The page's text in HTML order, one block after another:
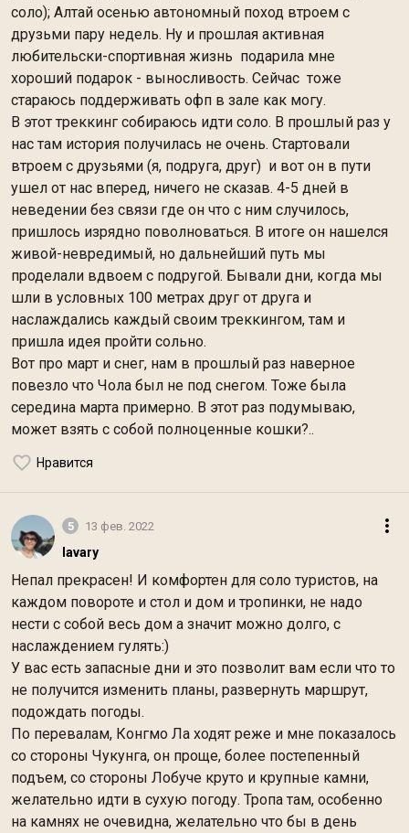
соло); Алтай осенью автономный поход втроем с
друзьми пару недель. Ну и прошлая активная
любительски-спортивная жизнь подарила мне
хороший подарок - выносливость. Сейчас тоже
стараюсь поддерживать офп в зале как могу.
В этот треккинг собираюсь идти соло. В прошлый раз у
нас там история получилась не очень. Стартовали
втроем с друзьями (я, подруга, друг) и вот он в пути
ушел от нас вперед, ничего не сказав. 4-5 дней в
неведении без связи где он что с ним случилось,
пришлось изрядно поволноваться. В итоге он нашелся
живой-невредимый, но дальнейший путь мы
проделали вдвоем с подругой. Бывали дни, когда мы
шли в условных 100 метрах друг от друга и
наслаждались каждый своим треккингом, там и
пришла идея пройти сольно.
Вот про март и снег, нам в прошлый раз наверное
повезло что Чола был не под снегом. Тоже была
середина марта примерно. В этот раз подумываю,
может взять с собой полноценные кошки?..
Нравится
5 13 фев. 2022
lavary
Непал прекрасен! И комфортен для соло туристов, на
каждом повороте и стол и дом и тропинки, не надо
нести с собой весь дом а значит можно долго, с
наслаждением гулять:)
У вас есть запасные дни и это позволит вам если что то
не получится изменить планы, развернуть маршрут,
подождать погоды.
По перевалам, Конгмо Ла ходят реже и мне показалось
со стороны Чукунга, он проще, более постепенный
подъем, со стороны Лобуче круто и крупные камни,
желательно идти в сухую погоду. Тропа там, особенно
на камнях не очевидна, желательно что бы в день